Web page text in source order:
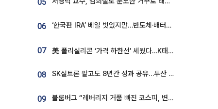
05
06 ‘한국판 IRA’ 베일 벗었지만…반도체·배터리 업계 “시행령이 관건”
07 美 폴리실리콘 ‘가격 하한선’ 세웠다…K태양광 수혜 기대
08 SK실트론 팔고도 8년간 성과 공유…두산 인수대금 2.3조가 끝 아냐
09 블룸버그 “레버리지 거품 빠진 코스피, 변동성 최악 국면 지났을 가능성”